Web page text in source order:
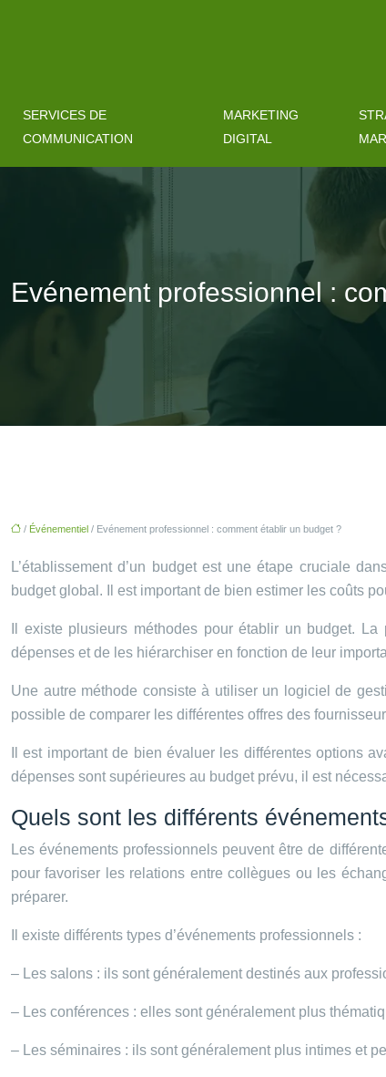
SERVICES DE
COMMUNICATION
MARKETING
DIGITAL
Evénement professionnel :
/ Événementiel / Evénement professionnel : comment établir un budget ?
L’établissement d’un budget est une étape cruciale
budget global. Il est important de bien estimer les coûts
Il existe plusieurs méthodes pour établir un budget.
dépenses et de les hiérarchiser en fonction de leur
Une autre méthode consiste à utiliser un logiciel de
possible de comparer les différentes offres des
Il est important de bien évaluer les différentes options
dépenses sont supérieures au budget prévu, il est
Quels sont les différents
Les événements professionnels peuvent être de
pour favoriser les relations entre collègues ou les
préparer.
Il existe différents types d’événements professionnels :
– Les salons : ils sont généralement destinés aux
– Les conférences : elles sont généralement plus
– Les séminaires : ils sont généralement plus intimes et